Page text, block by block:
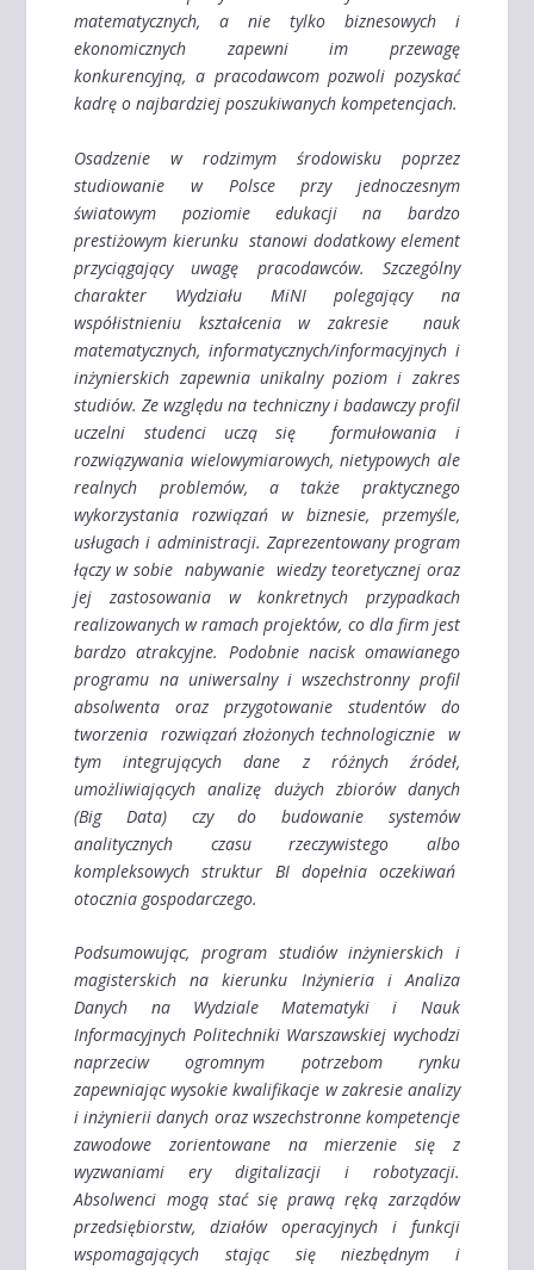
matematycznych, a nie tylko biznesowych i
ekonomicznych zapewni im przewagę
konkurencyjną, a pracodawcom pozwoli pozyskać
kadrę o najbardziej poszukiwanych kompetencjach.
Osadzenie w rodzimym środowisku poprzez
studiowanie w Polsce przy jednoczesnym
światowym poziomie edukacji na bardzo
prestiżowym kierunku stanowi dodatkowy element
przyciągający uwagę pracodawców. Szczególny
charakter Wydziału MiNI polegający na
współistnieniu kształcenia w zakresie nauk
matematycznych, informatycznych/informacyjnych i
inżynierskich zapewnia unikalny poziom i zakres
studiów. Ze względu na techniczny i badawczy profil
uczelni studenci uczą się formułowania i
rozwiązywania wielowymiarowych, nietypowych ale
realnych problemów, a także praktycznego
wykorzystania rozwiązań w biznesie, przemyśle,
usługach i administracji. Zaprezentowany program
łączy w sobie nabywanie wiedzy teoretycznej oraz
jej zastosowania w konkretnych przypadkach
realizowanych w ramach projektów, co dla firm jest
bardzo atrakcyjne. Podobnie nacisk omawianego
programu na uniwersalny i wszechstronny profil
absolwenta oraz przygotowanie studentów do
tworzenia rozwiązań złożonych technologicznie w
tym integrujących dane z różnych źródeł,
umożliwiających analizę dużych zbiorów danych
(Big Data) czy do budowanie systemów
analitycznych czasu rzeczywistego albo
kompleksowych struktur BI dopełnia oczekiwań
otocznia gospodarczego.
Podsumowując, program studiów inżynierskich i
magisterskich na kierunku Inżynieria i Analiza
Danych na Wydziale Matematyki i Nauk
Informacyjnych Politechniki Warszawskiej wychodzi
naprzeciw ogromnym potrzebom rynku
zapewniając wysokie kwalifikacje w zakresie analizy
i inżynierii danych oraz wszechstronne kompetencje
zawodowe zorientowane na mierzenie się z
wyzwaniami ery digitalizacji i robotyzacji.
Absolwenci mogą stać się prawą ręką zarządów
przedsiębiorstw, działów operacyjnych i funkcji
wspomagających stając się niezbędnym i